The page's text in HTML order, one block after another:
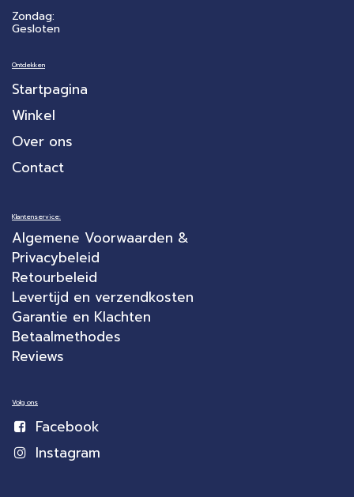
Zondag:
Gesloten
Ontdekken
Startpagina
Winkel
Over ons
Contact
Klantenservice:
Algemene Voorwaarden &
Privacybeleid
Retourbeleid
Levertijd en verzendkosten
Garantie en Klachten
Betaalmethodes
Reviews
Volg ons
Facebook
Instagram